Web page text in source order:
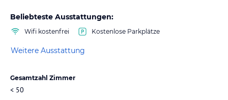
Beliebteste Ausstattungen:
Wifi kostenfrei Kostenlose Parkplätze
Weitere Ausstattung
Gesamtzahl Zimmer
< 50